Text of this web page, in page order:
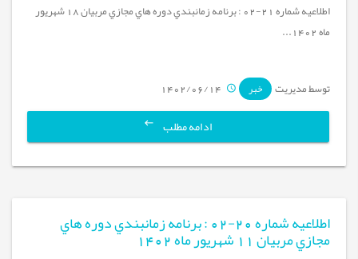
اطلاعيه شماره 21-02 : برنامه زمانبندي دوره هاي مجازي مربيان 18 شهريور
ماه 1402...
توسط مدیریت خبر 1402/06/14
ادامه مطلب
اطلاعيه شماره 20-02 : برنامه زمانبندي دوره هاي
مجازي مربيان 11 شهريور ماه 1402